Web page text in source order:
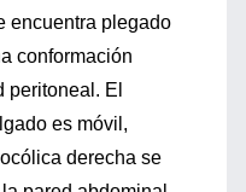
encuentra plegado
conformación
peritoneal. El
es móvil,
derecha se